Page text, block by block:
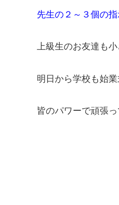
先生の２～３個の
上級生のお友達も
明日から学校も始
皆のパワーで頑張